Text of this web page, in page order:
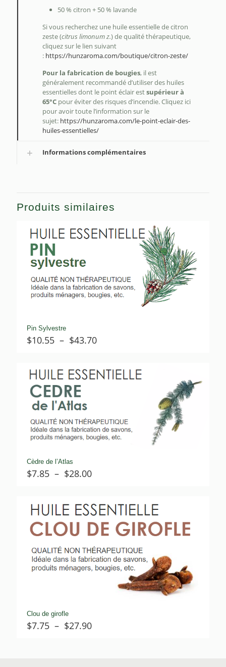
50 % citron + 50 % lavande
Si vous recherchez une huile essentielle de citron
zeste (citrus limonum z.) de qualité thérapeutique,
cliquez sur le lien suivant
: https://hunzaroma.com/boutique/citron-zeste/
Pour la fabrication de bougies, il est
généralement recommandé d’utiliser des huiles
essentielles dont le point éclair estsupérieur à
65°C pour éviter des risques d’incendie. Cliquez ici
pour avoir toute l’information sur le
sujet: https://hunzaroma.com/le-point-eclair-des-
huiles-essentielles/
Informations complémentaires
Produits similaires
Pin Sylvestre
$10.55 – $43.70Plage
$10.55
à
Cèdre de l’Atlas
$7.85 – $28.00Plage
$7.85
à
$28.00
Clou de girofle
$7.75 – $27.90Plage